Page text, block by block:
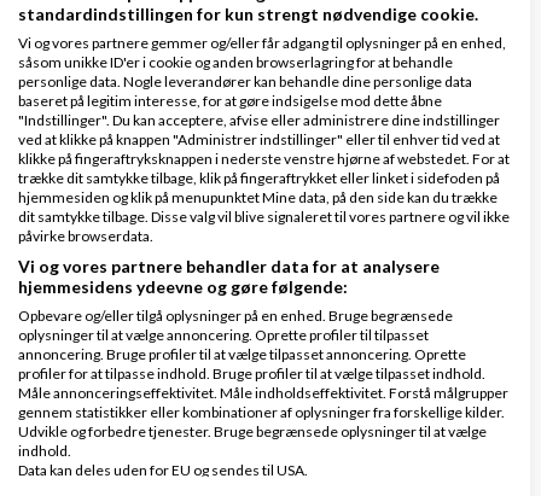
og andre lignende sites er demokratiets bedste
venner. Hvor kan man ellers diskutere/debatere om
alt mellem himmel og jord, uafhængig af
de grænser vi normalt bruger til at dele
befolkningen op i "os" og "dem". Selv mennesker der
sidder på den anden side af jorden, kan komme med
inputs i vores lokale debat, skulle det være
relevant! Vi behøver ikke længere aviser og
lignende "nyheds"tjenester til at fortælle os hvad
der sker i verden. Vi kan bare spørge direkte om alt
det vi ønsker at vide. Og dem der står midt i
begivenhederne kan fortælle (deres version) om
det.
Men der er åbenbart flere der ønsker at illustrere
standardindstillingen for kun strengt nødvendige cookie.
Vi og vores partnere gemmer og/eller får adgang til oplysninger på en enhed,
såsom unikke ID'er i cookie og anden browserlagring for at behandle
personlige data. Nogle leverandører kan behandle dine personlige data
baseret på legitim interesse, for at gøre indsigelse mod dette åbne
"Indstillinger". Du kan acceptere, afvise eller administrere dine indstillinger
ved at klikke på knappen "Administrer indstillinger" eller til enhver tid ved at
klikke på fingeraftryksknappen i nederste venstre hjørne af webstedet. For at
trække dit samtykke tilbage, klik på fingeraftrykket eller linket i sidefoden på
hjemmesiden og klik på menupunktet Mine data, på den side kan du trække
dit samtykke tilbage. Disse valg vil blive signaleret til vores partnere og vil ikke
påvirke browserdata.
Vi og vores partnere behandler data for at analysere
hjemmesidens ydeevne og gøre følgende:
Opbevare og/eller tilgå oplysninger på en enhed. Bruge begrænsede
oplysninger til at vælge annoncering. Oprette profiler til tilpasset
annoncering. Bruge profiler til at vælge tilpasset annoncering. Oprette
profiler for at tilpasse indhold. Bruge profiler til at vælge tilpasset indhold.
Måle annonceringseffektivitet. Måle indholdseffektivitet. Forstå målgrupper
gennem statistikker eller kombinationer af oplysninger fra forskellige kilder.
Udvikle og forbedre tjenester. Bruge begrænsede oplysninger til at vælge
indhold.
Data kan deles uden for EU og sendes til USA.